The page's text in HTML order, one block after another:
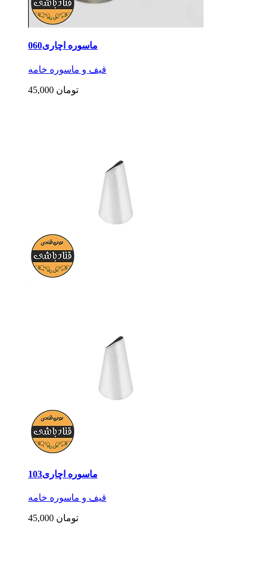
ماسوره اچاری060
قیف و ماسوره خامه
45,000 تومان
ماسوره اچاری103
قیف و ماسوره خامه
45,000 تومان